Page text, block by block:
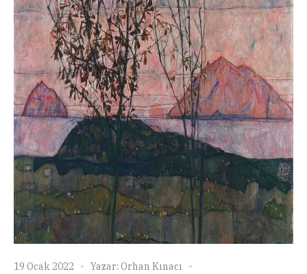
19 Ocak 2022 Yazar: Orhan Kınacı